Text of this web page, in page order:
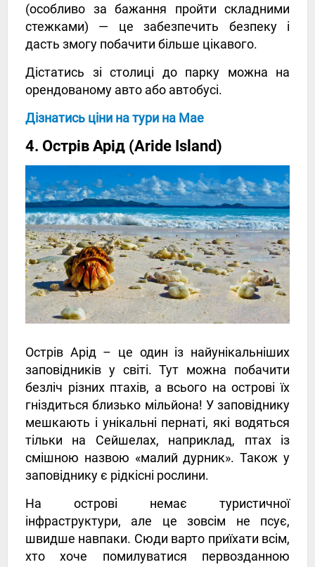
(особливо за бажання пройти складними
стежками) — це забезпечить безпеку і
дасть змогу побачити більше цікавого.
Дістатись зі столиці до парку можна на
орендованому авто або автобусі.
Дізнатись ціни на тури на Мае
4. Острів Арід (Aride Island)
Острів Арід – це один із найунікальніших
заповідників у світі. Тут можна побачити
безліч різних птахів, а всього на острові їх
гніздиться близько мільйона! У заповіднику
мешкають і унікальні пернаті, які водяться
тільки на Сейшелах, наприклад, птах із
смішною назвою «малий дурник». Також у
заповіднику є рідкісні рослини.
На острові немає туристичної
інфраструктури, але це зовсім не псує,
швидше навпаки. Сюди варто приїхати всім,
хто хоче помилуватися первозданною